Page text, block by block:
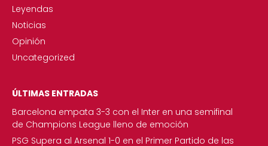
Leyendas
Noticias
Opinión
Uncategorized
ÚLTIMAS ENTRADAS
Barcelona empata 3-3 con el Inter en una semifinal
de Champions League lleno de emoción
PSG Supera al Arsenal 1-0 en el Primer Partido de las